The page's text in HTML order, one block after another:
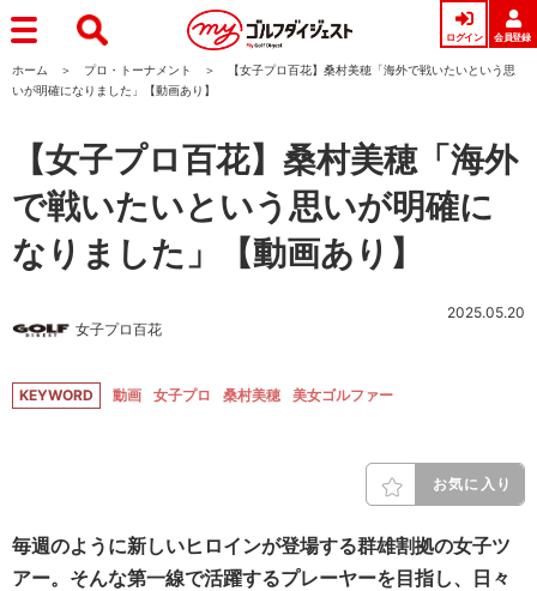
ログイン 会員登録
ホーム プロ・トーナメント
【女子プロ百花】桑村美穂「海外で戦いたいという思
いが明確になりました」【動画あり】
【女子プロ百花】桑村美穂「海外
で戦いたいという思いが明確に
なりました」【動画あり】
女子プロ百花
2025.05.20
KEYWORD 動画 女子プロ 桑村美穂 美女ゴルファー
お気に入り
毎週のように新しいヒロインが登場する群雄割拠の女子ツ
アー。そんな第一線で活躍するプレーヤーを目指し、日々